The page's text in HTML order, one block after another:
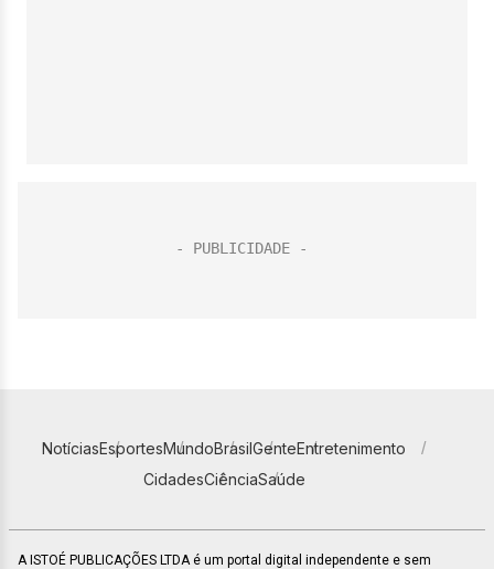
NotíciasEsportesMundoBrasilGenteEntretenimento
CidadesCiênciaSaúde
A ISTOÉ PUBLICAÇÕES LTDA é um portal digital independente e sem